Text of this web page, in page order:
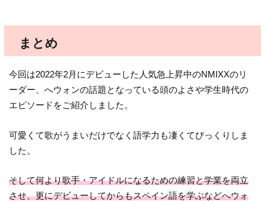
まとめ
今回は2022年2月にデビューした人気急上昇中のNMIXXのリ
ーダー、へウォンの話題となっている頭のよさや学生時代の
エピソードをご紹介しました。
可愛くて歌がうまいだけでなく語学力も凄くてびっくりしま
した。
そして何より歌手・アイドルになるための練習と学業を両立
させ、更にデビューしてからもスペイン語を学ぶなどへウォ